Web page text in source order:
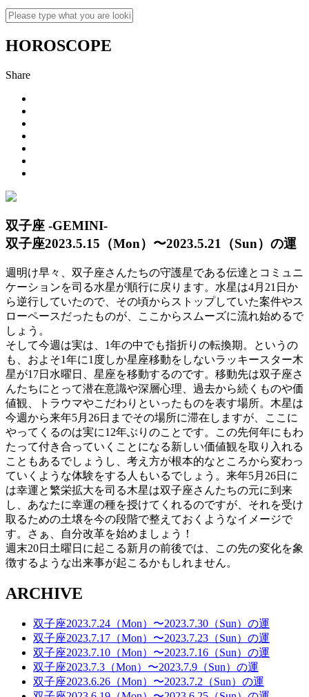
HOROSCOPE
Share
双子座 -GEMINI-
双子座2023.5.15（Mon）〜2023.5.21（Sun）の運
週明け早々、双子座さんたちの守護星である伝達とコミュニ
ケーションを司る水星が順行に戻ります。水星は4月21日か
ら逆行していたので、その頃からストップしていた案件やス
ローペースだったものが、ここからスムーズに流れ始めるで
しょう。
そして今週は実は、1年の中でも指折りの転換期。というの
も、およそ1年に1度しか星座移動をしないラッキースター木
星が17日水曜日、星座を移動するのです。移動先は双子座さ
んたちにとって潜在意識や深層心理、過去から続くものや価
値観、トラウマやこだわりといったものを表す場所。木星は
今週から来年5月26日までその場所に滞在しますが、ここに
やってくるのは実に12年ぶりのことです。この先何年にもわ
たって付き合っていくことになる新しい価値観を取り入れる
こともあるでしょうし、考え方が根本的なところから変わっ
ていくような体験をする人もいるでしょう。来年5月26日に
は幸運と繁栄拡大を司る木星は双子座さんたちの元に到来
し、あなたに幸運の種を授けてくれるのですが、それを受け
取るための土壌を今の段階で整えておくようなイメージで
す。さぁ、自分改革を始めましょう！
週末20日土曜日に起こる新月の前後では、この先の変化を象
徴するような出来事が起こるかもしれません。
ARCHIVE
双子座2023.7.24（Mon）〜2023.7.30（Sun）の運
双子座2023.7.17（Mon）〜2023.7.23（Sun）の運
双子座2023.7.10（Mon）〜2023.7.16（Sun）の運
双子座2023.7.3（Mon）〜2023.7.9（Sun）の運
双子座2023.6.26（Mon）〜2023.7.2（Sun）の運